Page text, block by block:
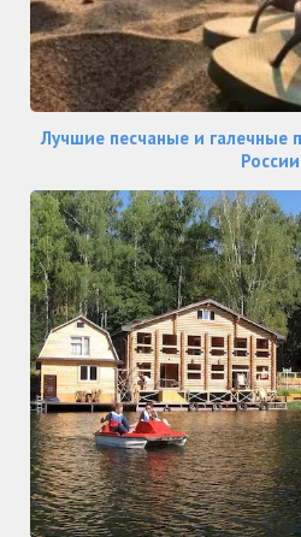
Лучшие песчаные и галечные
России